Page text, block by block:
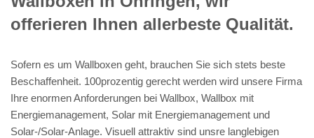
offerieren Ihnen allerbeste Qualität.
Sofern es um Wallboxen geht, brauchen Sie sich stets beste
Beschaffenheit. 100prozentig gerecht werden wird unsere Firma
Ihre enormen Anforderungen bei Wallbox, Wallbox mit
Energiemanagement, Solar mit Energiemanagement und
Solar-/Solar-Anlage. Visuell attraktiv sind unsre langlebigen